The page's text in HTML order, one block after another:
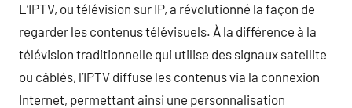
L’IPTV, ou télévision sur IP, a révolutionné la façon de
regarder les contenus télévisuels. À la différence à la
télévision traditionnelle qui utilise des signaux satellite
ou câblés, l’IPTV diffuse les contenus via la connexion
Internet, permettant ainsi une personnalisation